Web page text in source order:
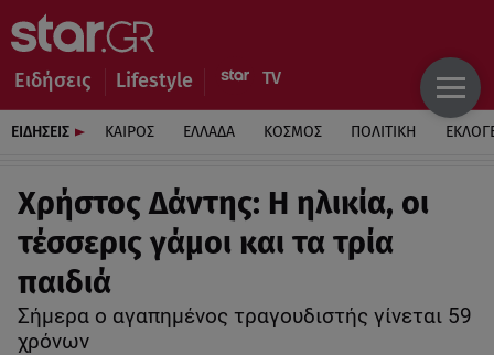
Ειδήσεις Lifestyle
ΕΙΔΗΣΕΙΣ ΚΑΙΡΟΣ ΕΛΛΑΔΑ ΚΟΣΜΟΣ ΠΟΛΙΤΙΚΗ
Χρήστος Δάντης: Η ηλικία, οι
τέσσερις γάμοι και τα τρία
παιδιά
Σήμερα ο αγαπημένος τραγουδιστής γίνεται 59
χρόνων